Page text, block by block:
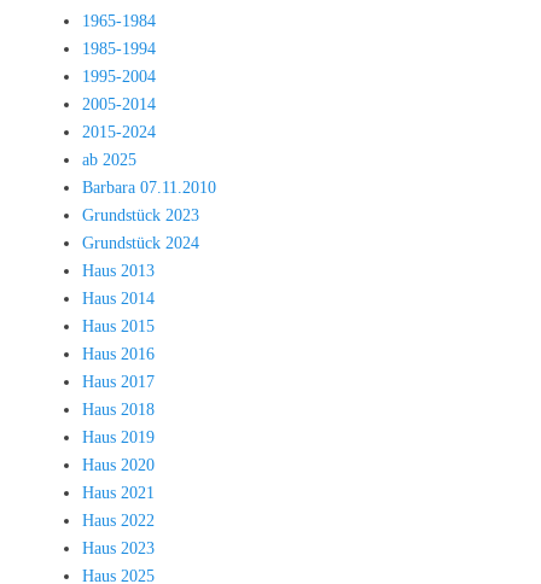
1965-1984
1985-1994
1995-2004
2005-2014
2015-2024
ab 2025
Barbara 07.11.2010
Grundstück 2023
Grundstück 2024
Haus 2013
Haus 2014
Haus 2015
Haus 2016
Haus 2017
Haus 2018
Haus 2019
Haus 2020
Haus 2021
Haus 2022
Haus 2023
Haus 2025